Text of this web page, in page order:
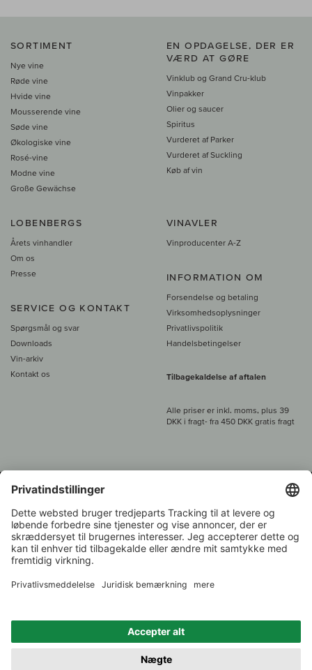
SORTIMENT
Nye vine
Røde vine
Hvide vine
Mousserende vine
Søde vine
Økologiske vine
Rosé-vine
Modne vine
Große Gewächse
EN OPDAGELSE, DER ER
VÆRD AT GØRE
Vinklub og Grand Cru-klub
Vinpakker
Olier og saucer
Spiritus
Vurderet af Parker
Vurderet af Suckling
Køb af vin
LOBENBERGS
Årets vinhandler
Om os
Presse
SERVICE OG KONTAKT
Spørgsmål og svar
Downloads
Vin-arkiv
Kontakt os
VINAVLER
Vinproducenter A-Z
INFORMATION OM
Forsendelse og betaling
Virksomhedsoplysninger
Privatlivspolitik
Handelsbetingelser
Tilbagekaldelse af aftalen
Alle priser er inkl. moms, plus 39
DKK i fragt- fra 450 DKK gratis fragt
Kundeservice:
+49 421 696 797-0
1.000 vinavlere –
Over 7.000 vine
Vinhandler